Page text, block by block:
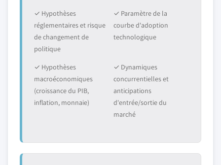
✓ Hypothèses
réglementaires et risque
de changement de
politique
✓ Paramètre de la
courbe d'adoption
technologique
✓ Hypothèses
macroéconomiques
(croissance du PIB,
inflation, monnaie)
✓ Dynamiques
concurrentielles et
anticipations
d'entrée/sortie du
marché